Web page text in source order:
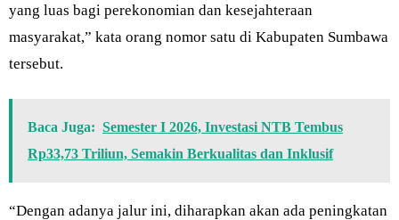
yang luas bagi perekonomian dan kesejahteraan
masyarakat,” kata orang nomor satu di Kabupaten Sumbawa
tersebut.
Baca Juga: Semester I 2026, Investasi NTB Tembus
Rp33,73 Triliun, Semakin Berkualitas dan Inklusif
“Dengan adanya jalur ini, diharapkan akan ada peningkatan